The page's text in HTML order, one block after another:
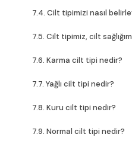
Cilt tipimizi nasıl
Cilt tipimiz, cilt
Karma cilt tipi nedir?
Yağlı cilt tipi nedir?
Kuru cilt tipi nedir?
Normal cilt tipi nedir?